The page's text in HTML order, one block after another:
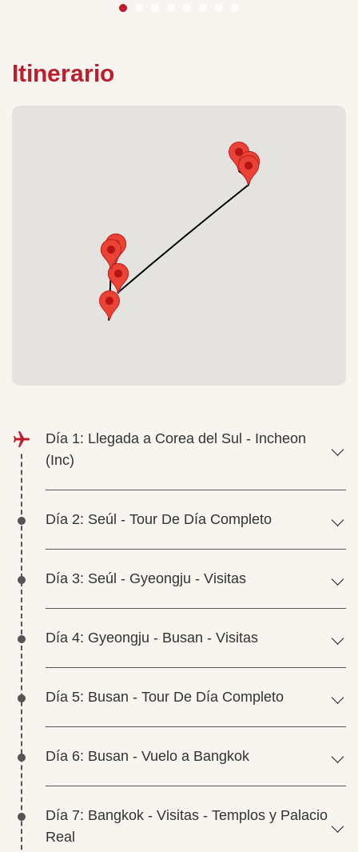
Itinerario
Día 1: Llegada a Corea del Sul - Incheon
(Inc)
Día 2: Seúl - Tour De Día Completo
Día 3: Seúl - Gyeongju - Visitas
Día 4: Gyeongju - Busan - Visitas
Día 5: Busan - Tour De Día Completo
Día 6: Busan - Vuelo a Bangkok
Día 7: Bangkok - Visitas - Templos y Palacio
Real